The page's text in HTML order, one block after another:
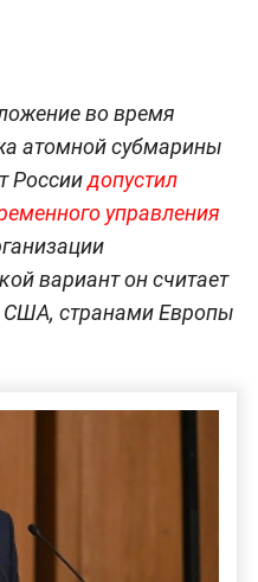
во время
атомной субмарины
Россиидопустил
управления
вариант он считает
странами Европы